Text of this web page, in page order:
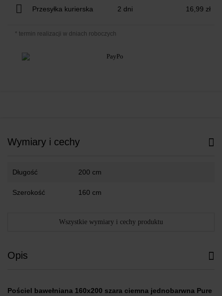
Przesyłka kurierska 2 dni 16,99 zł
* termin realizacji w dniach roboczych
Wymiary i cechy
Długość 200 cm
Szerokość 160 cm
Wszystkie wymiary i cechy produktu
Opis
Pościel bawełniana 160x200 szara ciemna jednobarwna Pure